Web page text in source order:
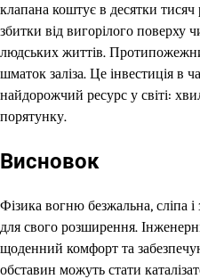
клапана коштує в десятки тисяч
збитки від вигорілого поверху
людських життів.
шматок заліза. Це інвестиція в
найдорожчий ресурс у світі:
порятунку.
Висновок
Фізика вогню безжальна,
для свого розширення.
щоденний комфорт та
обставин можуть стати